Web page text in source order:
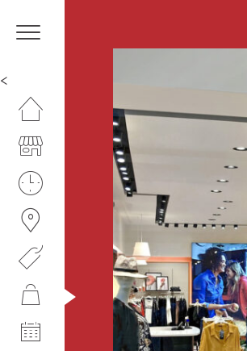
<
HOMEPAGE
IL CENTRO
COME RAGGIUNGERCI
PROMOZIONI
NEGOZI